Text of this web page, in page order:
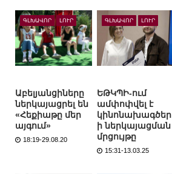
ԳԼԽԱՎՈՐ ԼՈՒՐ
Աբելյանցիները
ներկայացրել են
«Հեքիաթը մեր
այգում»
18:19-29.08.20
ԳԼԽԱՎՈՐ ԼՈՒՐ
ԵԹԿՊԻ-ում
ամփոփվել է
կինոնախագծեր
ի ներկայացման
մրցույթը
15:31-13.03.25